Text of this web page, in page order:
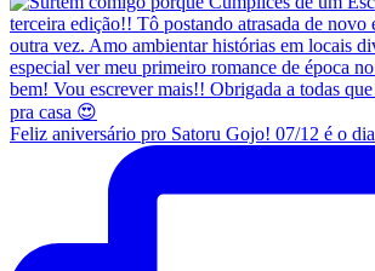
Feliz aniversário pro Satoru Gojo! 07/12 é o dia